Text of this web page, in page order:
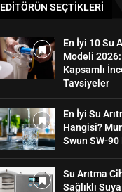
EDITÖRÜN SEÇTIKLERI
En İyi 10 Su
Modeli 2026:
Kapsamlı
Tavsiyeler
En İyi Su
Hangisi?
Swun SW-90
Su Arıtma
Sağlıklı